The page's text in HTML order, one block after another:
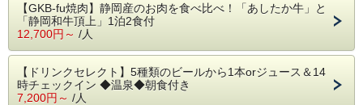
【GKB-fu焼肉】静岡産のお肉を食べ比べ！「あしたか牛」と
「静岡和牛頂上」1泊2食付
12,700円～ /人
【ドリンクセレクト】5種類のビールから1本orジュース＆14
時チェックイン ◆温泉◆朝食付き
7,200円～ /人